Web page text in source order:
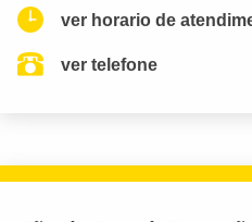
ver horario de
ver telefone